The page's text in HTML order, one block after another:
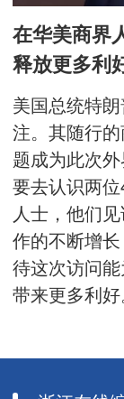
在华美商界
释放更多利
美国总统特
注。其随行
题成为此次
要去认识两
人士，他们
作的不断增
待这次访问
带来更多利好